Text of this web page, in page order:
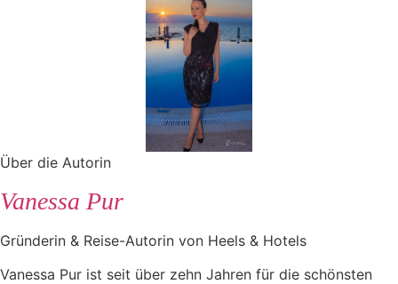
Über die Autorin
Vanessa Pur
Gründerin & Reise-Autorin von Heels & Hotels
Vanessa Pur ist seit über zehn Jahren für die schönsten